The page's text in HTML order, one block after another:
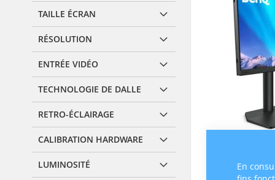
En
TAILLE ÉCRAN
RÉSOLUTION
ENTRÉE VIDÉO
TECHNOLOGIE DE DALLE
RETRO-ÉCLAIRAGE
CALIBRATION HARDWARE
LUMINOSITÉ